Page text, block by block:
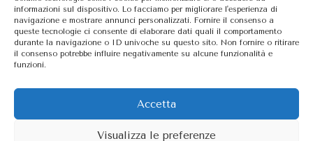
informazioni sul dispositivo. Lo facciamo per migliorare l'esperienza di
navigazione e mostrare annunci personalizzati. Fornire il consenso a
queste tecnologie ci consente di elaborare dati quali il comportamento
durante la navigazione o ID univoche su questo sito. Non fornire o ritirare
il consenso potrebbe influire negativamente su alcune funzionalità e
funzioni.
Accetta
Visualizza le preferenze